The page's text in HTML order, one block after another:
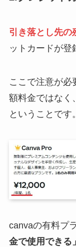
引き落とし先の
ットカードが登
ここで注意が必
額料金ではなく
ということです。
canvaの有料プ
金で使用できる」